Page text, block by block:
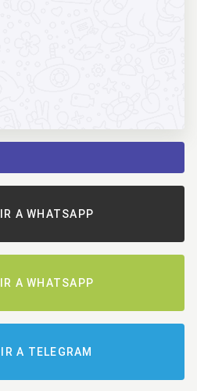
A WHATSAPP
A WHATSAPP
A TELEGRAM